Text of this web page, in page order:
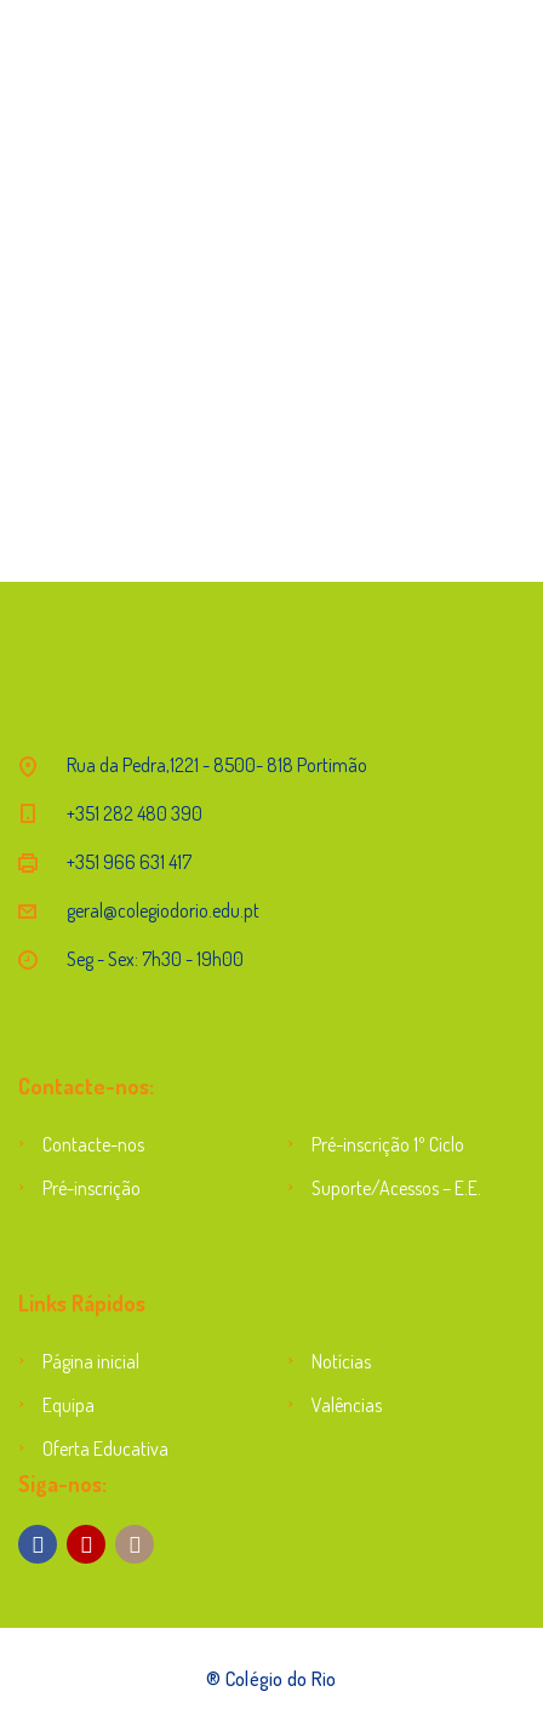
Rua da Pedra,1221 - 8500- 818 Portimão
+351 282 480 390
+351 966 631 417
geral@colegiodorio.edu.pt
Seg - Sex: 7h30 - 19h00
Contacte-nos:
Contacte-nos
Pré-inscrição 1º Ciclo
Pré-inscrição
Suporte/Acessos – E.E.
Links Rápidos
Página inicial
Notícias
Equipa
Valências
Oferta Educativa
Siga-nos:
® Colégio do Rio